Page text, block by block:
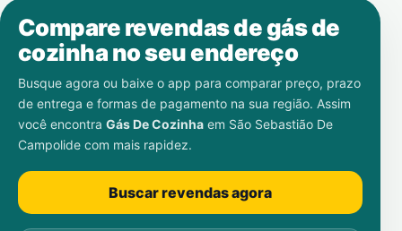
Compare revendas de gás de
cozinha no seu endereço
Busque agora ou baixe o app para comparar preço, prazo
de entrega e formas de pagamento na sua região. Assim
você encontra Gás De Cozinha em São Sebastião De
Campolide com mais rapidez.
Buscar revendas agora